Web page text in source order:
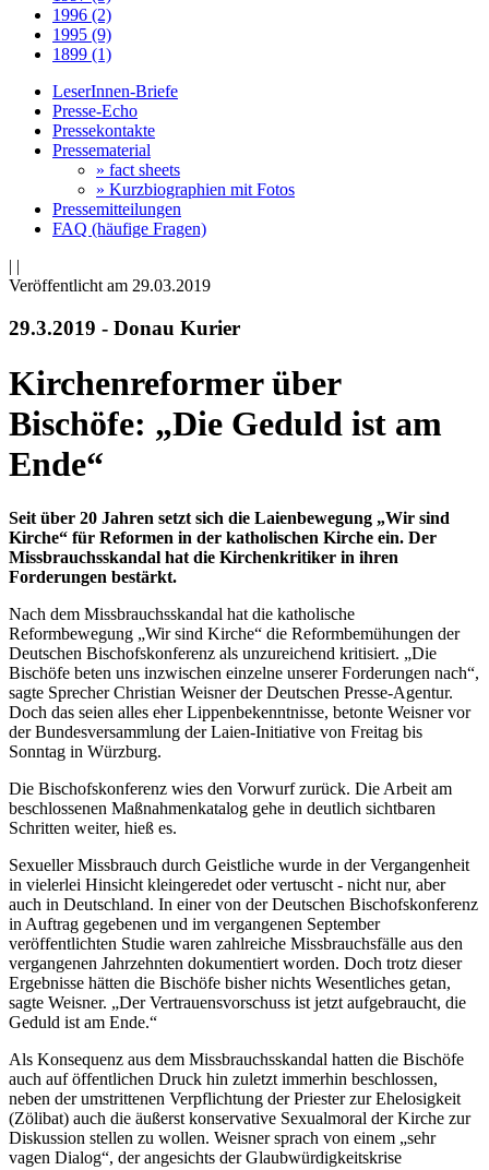
1996 (2)
1995 (9)
1899 (1)
LeserInnen-Briefe
Presse-Echo
Pressekontakte
Pressematerial
» fact sheets
» Kurzbiographien mit Fotos
Pressemitteilungen
FAQ (häufige Fragen)
| |
Veröffentlicht am 29­.03.2019
29.3.2019 - Donau Kurier
Kirchenreformer über
Bischöfe: „Die Geduld ist am
Ende“
Seit über 20 Jahren setzt sich die Laienbewegung „Wir sind
Kirche“ für Reformen in der katholischen Kirche ein. Der
Missbrauchsskandal hat die Kirchenkritiker in ihren
Forderungen bestärkt.
Nach dem Missbrauchsskandal hat die katholische
Reformbewegung „Wir sind Kirche“ die Reformbemühungen der
Deutschen Bischofskonferenz als unzureichend kritisiert. „Die
Bischöfe beten uns inzwischen einzelne unserer Forderungen nach“,
sagte Sprecher Christian Weisner der Deutschen Presse-Agentur.
Doch das seien alles eher Lippenbekenntnisse, betonte Weisner vor
der Bundesversammlung der Laien-Initiative von Freitag bis
Sonntag in Würzburg.
Die Bischofskonferenz wies den Vorwurf zurück. Die Arbeit am
beschlossenen Maßnahmenkatalog gehe in deutlich sichtbaren
Schritten weiter, hieß es.
Sexueller Missbrauch durch Geistliche wurde in der Vergangenheit
in vielerlei Hinsicht kleingeredet oder vertuscht - nicht nur, aber
auch in Deutschland. In einer von der Deutschen Bischofskonferenz
in Auftrag gegebenen und im vergangenen September
veröffentlichten Studie waren zahlreiche Missbrauchsfälle aus den
vergangenen Jahrzehnten dokumentiert worden. Doch trotz dieser
Ergebnisse hätten die Bischöfe bisher nichts Wesentliches getan,
sagte Weisner. „Der Vertrauensvorschuss ist jetzt aufgebraucht, die
Geduld ist am Ende.“
Als Konsequenz aus dem Missbrauchsskandal hatten die Bischöfe
auch auf öffentlichen Druck hin zuletzt immerhin beschlossen,
neben der umstrittenen Verpflichtung der Priester zur Ehelosigkeit
(Zölibat) auch die äußerst konservative Sexualmoral der Kirche zur
Diskussion stellen zu wollen. Weisner sprach von einem „sehr
vagen Dialog“, der angesichts der Glaubwürdigkeitskrise